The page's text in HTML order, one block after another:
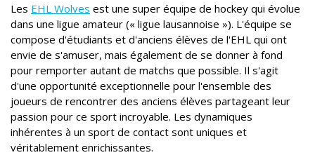
Les EHL Wolves est une super équipe de hockey qui évolue
dans une ligue amateur (« ligue lausannoise »). L'équipe se
compose d'étudiants et d'anciens élèves de l'EHL qui ont
envie de s'amuser, mais également de se donner à fond
pour remporter autant de matchs que possible. Il s'agit
d'une opportunité exceptionnelle pour l'ensemble des
joueurs de rencontrer des anciens élèves partageant leur
passion pour ce sport incroyable. Les dynamiques
inhérentes à un sport de contact sont uniques et
véritablement enrichissantes.